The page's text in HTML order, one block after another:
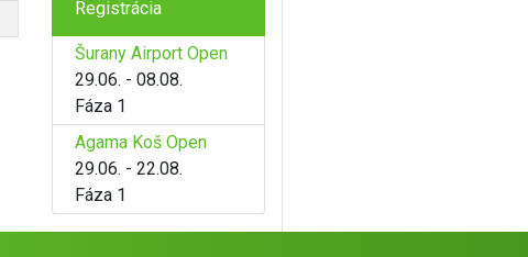
Registrácia
Šurany Airport Open
29.06. - 08.08.
Fáza 1
Agama Koš Open
29.06. - 22.08.
Fáza 1